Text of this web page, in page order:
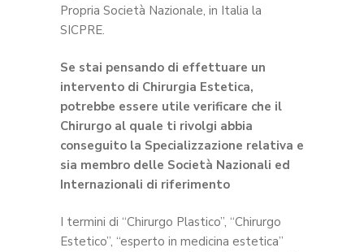
Propria Società Nazionale, in Italia la
SICPRE.
Se stai pensando di effettuare un
intervento di Chirurgia Estetica,
potrebbe essere utile verificare che il
Chirurgo al quale ti rivolgi abbia
conseguito la Specializzazione relativa e
sia membro delle Società Nazionali ed
Internazionali di riferimento
I termini di “Chirurgo Plastico”, “Chirurgo
Estetico”, “esperto in medicina estetica”